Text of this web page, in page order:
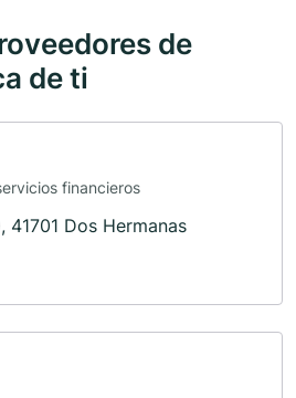
de
de ti
financieros
41701 Dos Hermanas